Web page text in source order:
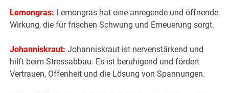
Lemongras: Lemongras hat eine anregende und öffnende
Wirkung, die für frischen Schwung und Erneuerung sorgt.
Johanniskraut: Johanniskraut ist nervenstärkend und
hilft beim Stressabbau. Es ist beruhigend und fördert
Vertrauen, Offenheit und die Lösung von Spannungen.